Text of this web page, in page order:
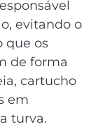
evitando o
que os
de forma
cartucho
em
turva.